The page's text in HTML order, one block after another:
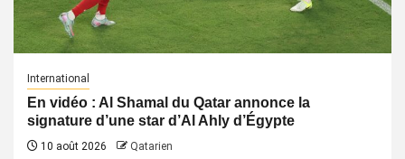
International
En vidéo : Al Shamal du Qatar annonce la
signature d’une star d’Al Ahly d’Égypte
10 août 2026 Qatarien